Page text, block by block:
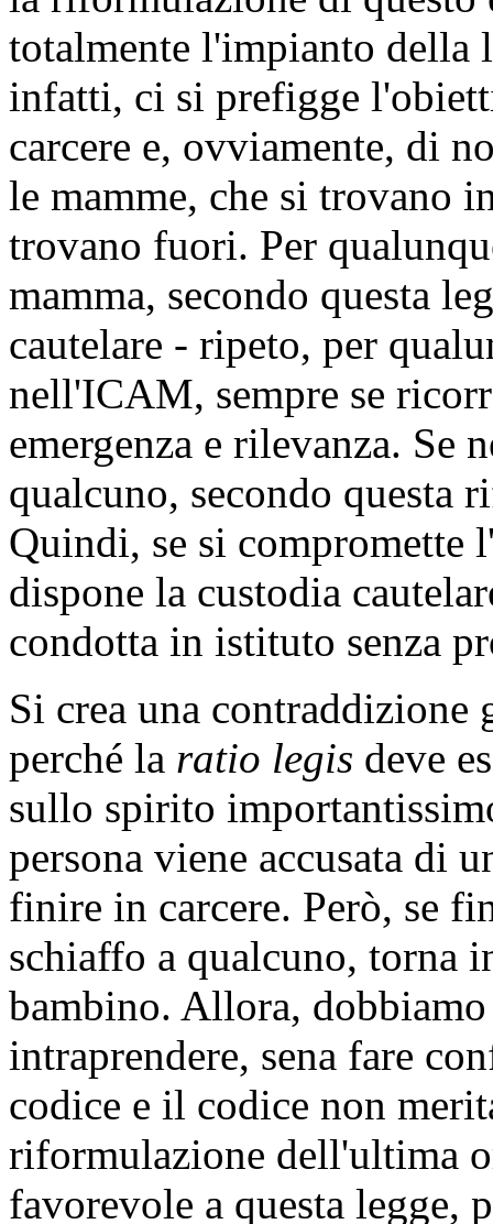
totalmente l'impianto della
infatti, ci si prefigge
carcere e, ovviamente, di
le mamme, che si trovano
trovano fuori. Per
mamma, secondo questa
cautelare - ripeto, per
nell'ICAM, sempre se
emergenza e rilevanza.
qualcuno, secondo questa
Quindi, se si
dispone la custodia
condotta in istituto senza
Si crea una
perché la ratio legis deve
sullo spirito
persona viene accusata di
finire in carcere. Però, se
schiaffo a qualcuno, torna
bambino. Allora,
intraprendere, sena fare
codice e il codice non
riformulazione dell'ultima
favorevole a questa legge,